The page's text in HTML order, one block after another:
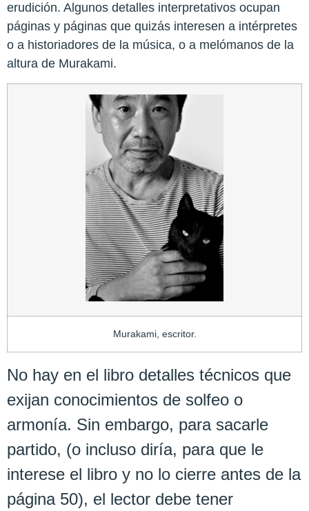
erudición. Algunos detalles interpretativos ocupan
páginas y páginas que quizás interesen a intérpretes
o a historiadores de la música, o a melómanos de la
altura de Murakami.
Murakami, escritor.
No hay en el libro detalles técnicos que
exijan conocimientos de solfeo o
armonía. Sin embargo, para sacarle
partido, (o incluso diría, para que le
interese el libro y no lo cierre antes de la
página 50), el lector debe tener